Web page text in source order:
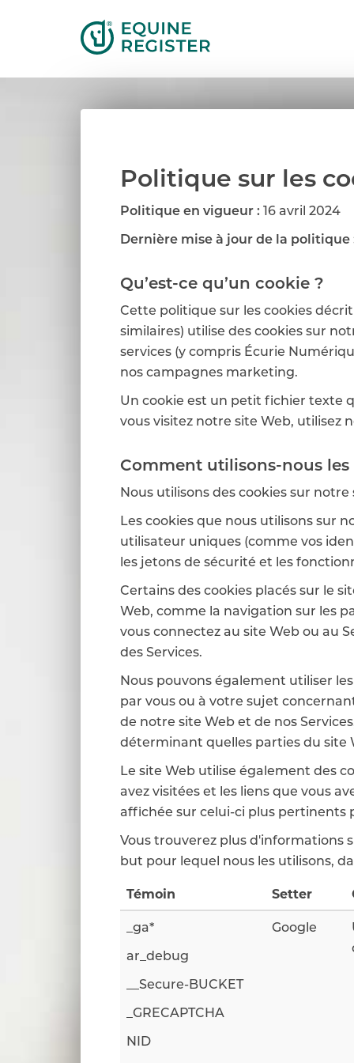
Politique sur les
Politique en vigueur : 16 avril 2024
Dernière mise à jour de la politique
Qu’est-ce qu’un cookie ?
Cette politique sur les cookies
similaires) utilise des cookies sur
services (y compris Écurie
nos campagnes marketing.
Un cookie est un petit fichier texte
vous visitez notre site Web, utilisez
Comment utilisons-nous les
Nous utilisons des cookies sur
Les cookies que nous utilisons sur
utilisateur uniques (comme vos
les jetons de sécurité et les
Certains des cookies placés sur le
Web, comme la navigation sur les
vous connectez au site Web ou au
des Services.
Nous pouvons également utiliser
par vous ou à votre sujet
de notre site Web et de nos
déterminant quelles parties du site
Le site Web utilise également des
avez visitées et les liens que vous
affichée sur celui-ci plus pertinents
Vous trouverez plus d'informations
but pour lequel nous les utilisons,
Témoin Setter
_ga*
ar_debug
__Secure-BUCKET
_GRECAPTCHA
NID
Google